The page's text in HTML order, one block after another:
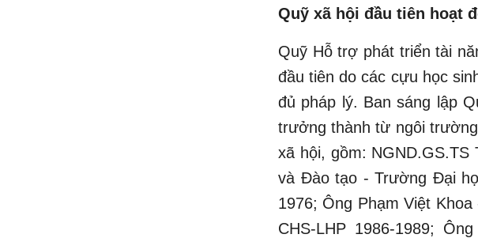
Quỹ xã hội đầu tiên hoạt
Quỹ Hỗ trợ phát triển tài
đầu tiên do các cựu học
đủ pháp lý. Ban sáng lập
trưởng thành từ ngôi
xã hội, gồm:
và Đào tạo - Trường Đại
1976; Ông Phạm Việt
CHS-LHP 1986-1989;